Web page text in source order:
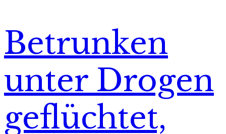
Betrunken
unter Drogen
geflüchtet,